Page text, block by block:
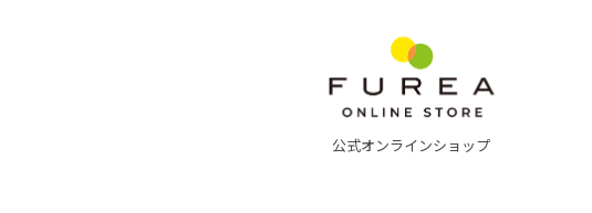
公式オンラインショップ